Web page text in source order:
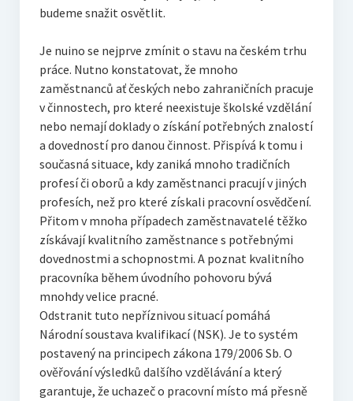
Mapa – sídlo ČEPES
Seznam praktiků
budeme snažit osvětlit.
Je nuino se nejprve zmínit o stavu na českém trhu
práce. Nutno konstatovat, že mnoho
zaměstnanců ať českých nebo zahraničních pracuje
v činnostech, pro které neexistuje školské vzdělání
nebo nemají doklady o získání potřebných znalostí
a dovedností pro danou činnost. Přispívá k tomu i
současná situace, kdy zaniká mnoho tradičních
profesí či oborů a kdy zaměstnanci pracují v jiných
profesích, než pro které získali pracovní osvědčení.
Přitom v mnoha případech zaměstnavatelé těžko
získávají kvalitního zaměstnance s potřebnými
dovednostmi a schopnostmi. A poznat kvalitního
pracovníka během úvodního pohovoru bývá
mnohdy velice pracné.
Odstranit tuto nepříznivou situací pomáhá
Národní soustava kvalifikací (NSK). Je to systém
postavený na principech zákona 179/2006 Sb. O
ověřování výsledků dalšího vzdělávání a který
garantuje, že uchazeč o pracovní místo má přesně